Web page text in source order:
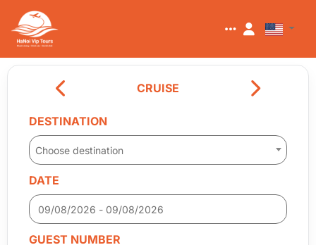
CRUISE
DESTINATION
Choose destination
DATE
GUEST NUMBER